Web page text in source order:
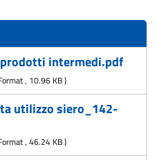
intermedi.pdf
, 10.96 KB)
utilizzo siero_142-
, 46.24 KB)